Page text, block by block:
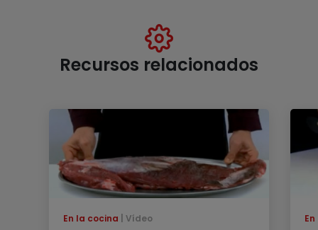
Recursos relacionados
En la cocina Vídeo